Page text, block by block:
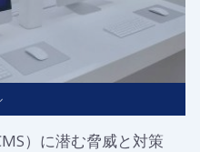
）に潜む脅威と対策